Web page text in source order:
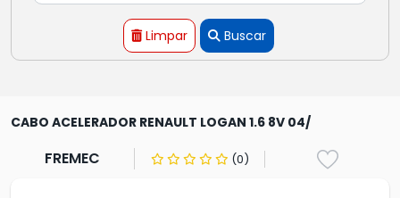
Limpar Buscar
CABO ACELERADOR RENAULT LOGAN 1.6 8V 04/
FREMEC (0)